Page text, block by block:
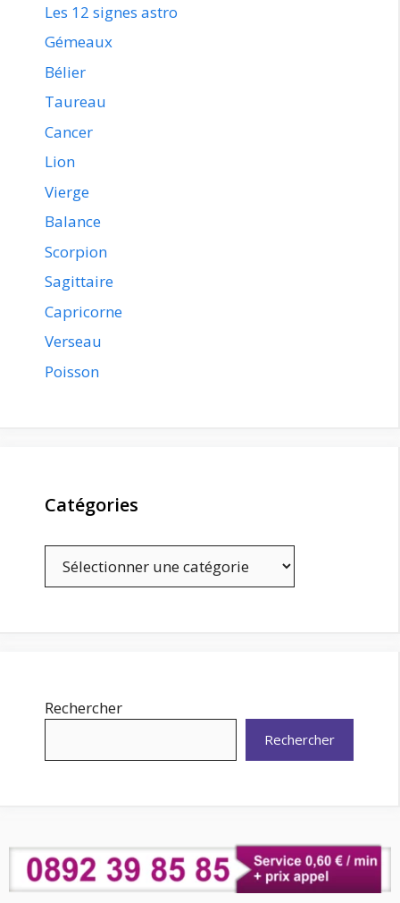
Les 12 signes astro
Gémeaux
Bélier
Taureau
Cancer
Lion
Vierge
Balance
Scorpion
Sagittaire
Capricorne
Verseau
Poisson
Catégories
Rechercher
Rechercher